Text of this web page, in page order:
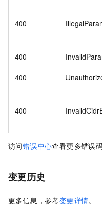
400
400
400
400
访问错误中心查看更多错误码
变更历史
更多信息，参考变更详情。